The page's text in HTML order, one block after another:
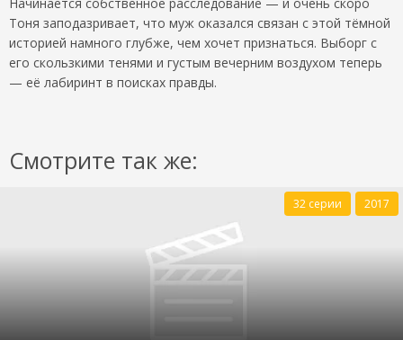
Тоня заподазривает, что муж оказался связан с этой тёмной
историей намного глубже, чем хочет признаться. Выборг с
его скользкими тенями и густым вечерним воздухом теперь
— её лабиринт в поисках правды.
Смотрите так же:
32 серии 2017